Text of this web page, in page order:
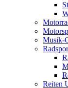
Musik-
Reiten